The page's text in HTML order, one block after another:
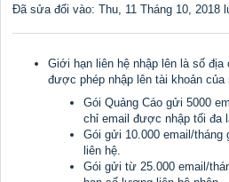
Đã sửa đổi vào: Thu, 11 Tháng 10, 2018
Giới hạn liên hệ nhập lên là số địa
được phép nhập lên tài khoản của
Gói Quảng Cáo gửi 5000
chỉ email được nhập tối đa
Gói gửi 10.000 email/tháng
liên hệ.
Gói gửi từ 25.000 email/